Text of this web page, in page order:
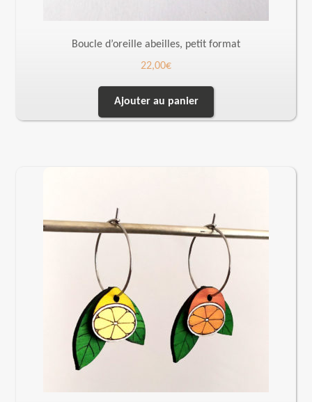
Boucle d’oreille abeilles, petit format
22,00€
Ajouter au panier